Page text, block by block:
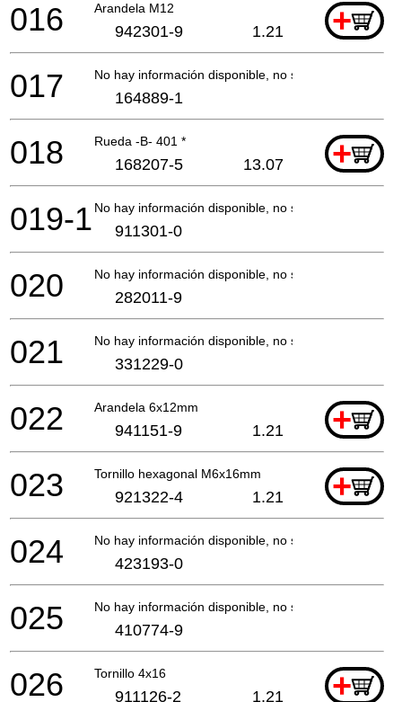
Arandela M12 +
016 942301-9 1.21
No hay información disponible, no se puede pedir
017 164889-1
Rueda -B- 401 * +
018 168207-5 13.07
No hay información disponible, no se puede pedir
019-1 911301-0
No hay información disponible, no se puede pedir
020 282011-9
No hay información disponible, no se puede pedir
021 331229-0
Arandela 6x12mm +
022 941151-9 1.21
Tornillo hexagonal M6x16mm +
023 921322-4 1.21
No hay información disponible, no se puede pedir
024 423193-0
No hay información disponible, no se puede pedir
025 410774-9
Tornillo 4x16 +
026 911126-2 1.21